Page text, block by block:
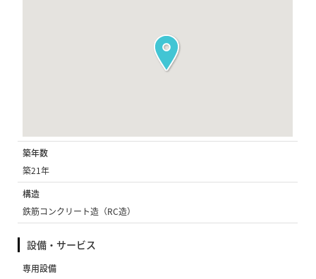
築年数
築21年
構造
鉄筋コンクリート造（RC造）
設備・サービス
専用設備